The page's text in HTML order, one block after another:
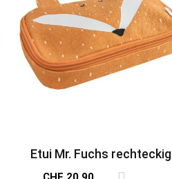
Etui Mr. Fuchs rechteckig